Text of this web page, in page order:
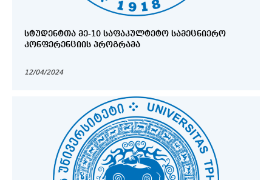
ᲡᲢᲣᲓᲔᲜᲢᲗᲐ ᲛᲔ-10 ᲡᲐᲤᲐᲙᲣᲚᲢᲔᲢᲝ ᲡᲐᲛᲔᲪᲜᲘᲔᲠᲝ
ᲙᲝᲜᲤᲔᲠᲔᲜᲪᲘᲘᲡ ᲞᲠᲝᲒᲠᲐᲛᲐ
12/04/2024